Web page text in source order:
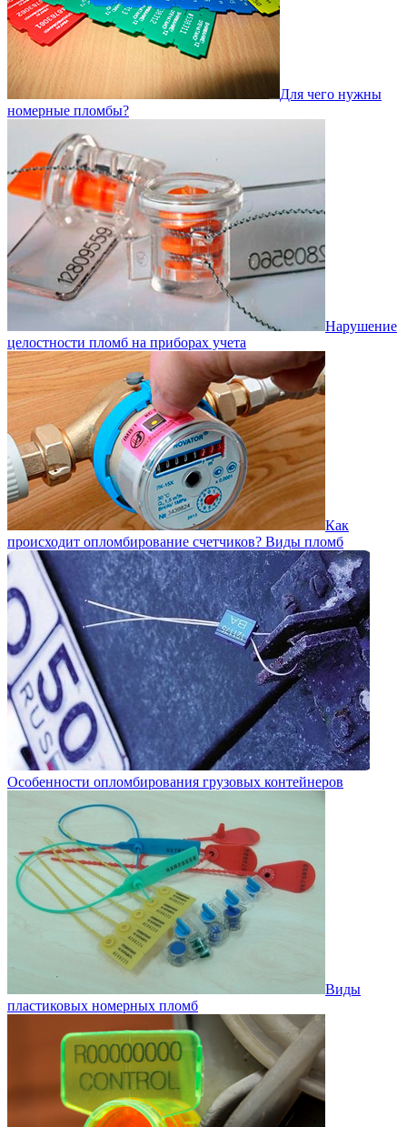
Для чего нужны
номерные пломбы?
Нарушение
целостности пломб на приборах учета
Как
происходит опломбирование счетчиков? Виды пломб
Особенности опломбирования грузовых контейнеров
Виды
пластиковых номерных пломб